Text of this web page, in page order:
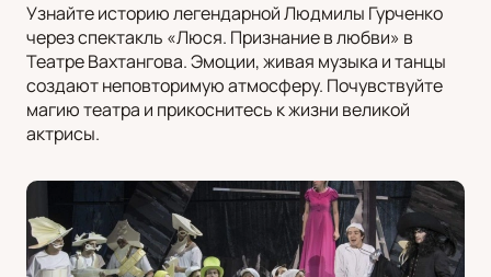
Узнайте историю легендарной Людмилы Гурченко
через спектакль «Люся. Признание в любви» в
Театре Вахтангова. Эмоции, живая музыка и танцы
создают неповторимую атмосферу. Почувствуйте
магию театра и прикоснитесь к жизни великой
актрисы.